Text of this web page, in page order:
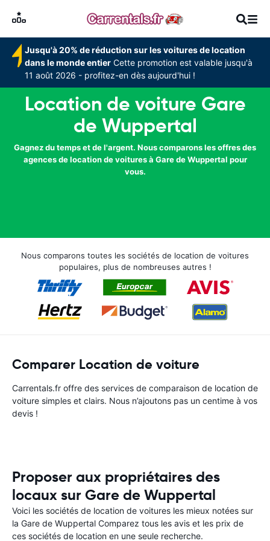
Jusqu'à 20% de réduction sur les voitures de location
dans le monde entier Cette promotion est valable jusqu'à
11 août 2026 - profitez-en dès aujourd'hui !
Location de voiture Gare
de Wuppertal
Gagnez du temps et de l'argent. Nous comparons les offres des
agences de location de voitures à Gare de Wuppertal pour
vous.
Nous comparons toutes les sociétés de location de voitures
populaires, plus de nombreuses autres !
Comparer Location de voiture
Carrentals.fr offre des services de comparaison de location de
voiture simples et clairs. Nous n’ajoutons pas un centime à vos
devis !
Proposer aux propriétaires des
locaux sur Gare de Wuppertal
Voici les sociétés de location de voitures les mieux notées sur
la Gare de Wuppertal Comparez tous les avis et les prix de
ces sociétés de location en une seule recherche.